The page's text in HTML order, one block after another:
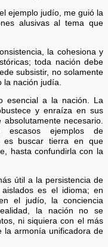
ejemplo judío, me guió la
alusivas al tema que
la cohesiona y
toda nación debe
subsistir, no solamente
nación judía.
esencial a la nación. La
y enraíza en sus
necesario.
escasos ejemplos de
es buscar tierra en que
hasta confundirla con la
útil a la persistencia de
es el idioma; en
el judío, la conciencia
la nación no se
ni siquiera con el más
la armonía unificadora de